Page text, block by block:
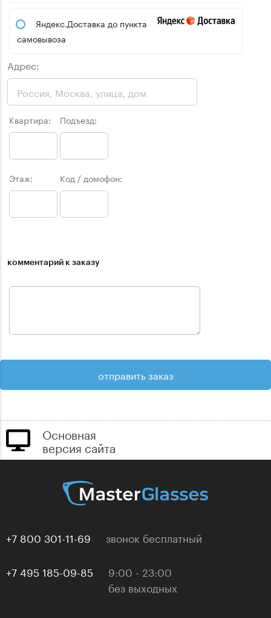
Яндекс.Доставка до пункта
самовывоза
Адрес:
Квартира: Подъезд:
Этаж: Код / домофон:
комментарий к заказу
Основная
версия сайта
+7 800 301-11-69 звонок бесплатный
+7 495 185-09-85
9:00 - 23:00
без выходных